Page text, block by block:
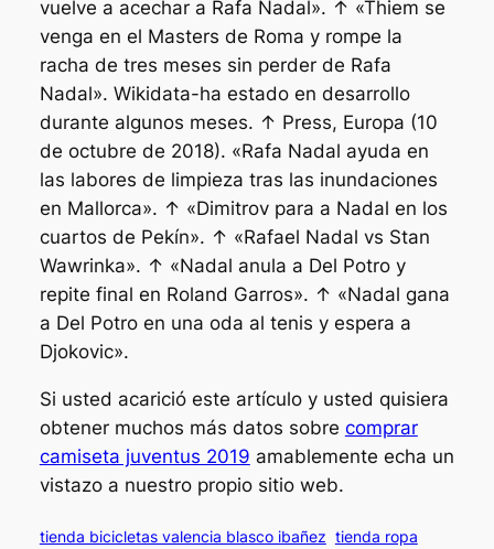
vuelve a acechar a Rafa Nadal». ↑ «Thiem se
venga en el Masters de Roma y rompe la
racha de tres meses sin perder de Rafa
Nadal». Wikidata-ha estado en desarrollo
durante algunos meses. ↑ Press, Europa (10
de octubre de 2018). «Rafa Nadal ayuda en
las labores de limpieza tras las inundaciones
en Mallorca». ↑ «Dimitrov para a Nadal en los
cuartos de Pekín». ↑ «Rafael Nadal vs Stan
Wawrinka». ↑ «Nadal anula a Del Potro y
repite final en Roland Garros». ↑ «Nadal gana
a Del Potro en una oda al tenis y espera a
Djokovic».
Si usted acarició este artículo y usted quisiera
obtener muchos más datos sobre comprar
camiseta juventus 2019 amablemente echa un
vistazo a nuestro propio sitio web.
tienda bicicletas valencia blasco ibañez tienda ropa